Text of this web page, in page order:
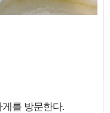
를 방문한다.